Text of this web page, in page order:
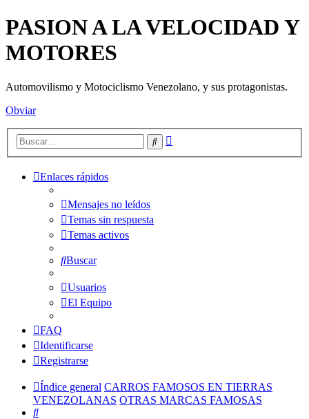
PASION A LA VELOCIDAD Y
MOTORES
Automovilismo y Motociclismo Venezolano, y sus protagonistas.
Obviar
Buscar
Enlaces rápidos
Mensajes no leídos
Temas sin respuesta
Temas activos
Buscar
Usuarios
El Equipo
FAQ
Identificarse
Registrarse
Índice general CARROS FAMOSOS EN TIERRAS
VENEZOLANAS OTRAS MARCAS FAMOSAS
Buscar